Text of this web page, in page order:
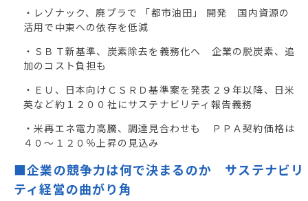
・レゾナック、廃プラで 「都市油田」 開発 国内資源の
活用で中東への依存を低減
・ＳＢＴ新基準、炭素除去を義務化へ 企業の脱炭素、追
加のコスト負担も
・ＥＵ、日本向けＣＳＲＤ基準案を発表２９年以降、日米
英など約１２００社にサステナビリティ報告義務
・米再エネ電力高騰、調達見合わせも ＰＰＡ契約価格は
４０～１２０％上昇の見込み
■企業の競争力は何で決まるのか サステナビリ
ティ経営の曲がり角